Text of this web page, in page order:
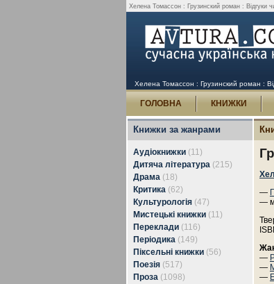
Хелена Томассон : Грузинский роман : Відгуки
Хелена Томассон : Грузинский роман :
ГОЛОВНА КНИЖКИ
Книжки за жанрами
Аудіокнижки (11)
Дитяча література (215)
Драма (18)
Критика (62)
Культурологія (47)
Мистецькі книжки (11)
Переклади (116)
Періодика (149)
Піксельні книжки (56)
Поезія (517)
Проза (1098)
—
—
—
—
—